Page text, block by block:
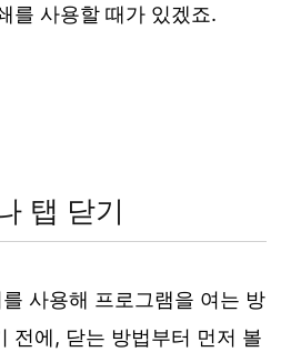
를 사용할 때가 있겠죠.
탭 닫기
사용해 프로그램을 여는 방
전에, 닫는 방법부터 먼저 볼